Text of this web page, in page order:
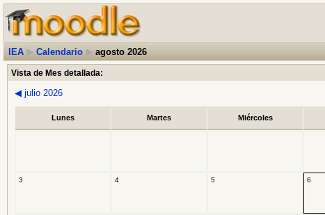
IEA ▶ Calendario ▶agosto 2026
Vista de Mes detallada:
◀ julio 2026
Lunes Martes Miércoles
3 4 5 6